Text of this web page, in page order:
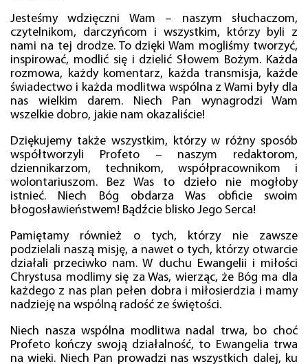
Jesteśmy wdzięczni Wam – naszym słuchaczom,
czytelnikom, darczyńcom i wszystkim, którzy byli z
nami na tej drodze. To dzięki Wam mogliśmy tworzyć,
inspirować, modlić się i dzielić Słowem Bożym. Każda
rozmowa, każdy komentarz, każda transmisja, każde
świadectwo i każda modlitwa wspólna z Wami były dla
nas wielkim darem. Niech Pan wynagrodzi Wam
wszelkie dobro, jakie nam okazaliście!
Dziękujemy także wszystkim, którzy w różny sposób
współtworzyli Profeto – naszym redaktorom,
dziennikarzom, technikom, współpracownikom i
wolontariuszom. Bez Was to dzieło nie mogłoby
istnieć. Niech Bóg obdarza Was obficie swoim
błogosławieństwem! Bądźcie blisko Jego Serca!
Pamiętamy również o tych, którzy nie zawsze
podzielali naszą misję, a nawet o tych, którzy otwarcie
działali przeciwko nam. W duchu Ewangelii i miłości
Chrystusa modlimy się za Was, wierząc, że Bóg ma dla
każdego z nas plan pełen dobra i miłosierdzia i mamy
nadzieję na wspólną radość ze świętości.
Niech nasza wspólna modlitwa nadal trwa, bo choć
Profeto kończy swoją działalność, to Ewangelia trwa
na wieki. Niech Pan prowadzi nas wszystkich dalej, ku